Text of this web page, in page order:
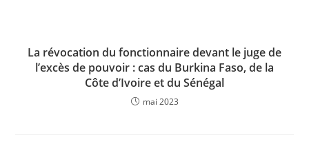
La révocation du fonctionnaire devant le juge de
l’excès de pouvoir : cas du Burkina Faso, de la
Côte d’Ivoire et du Sénégal
mai 2023